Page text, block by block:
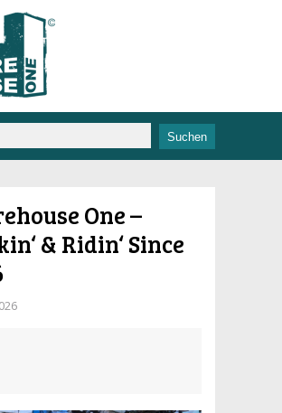
One –
& Ridin‘ Since